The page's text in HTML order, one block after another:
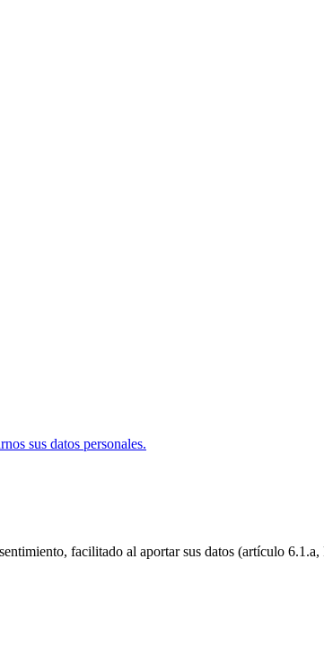
sus datos personales.
facilitado al aportar sus datos (artículo